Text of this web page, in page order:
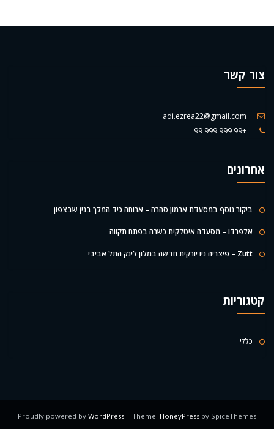
צור קשר
adi.ezrea22@gmail.com
+99 999 999 99
אחרונים
ביקור נוסף במסעדת ארמון סהרה – ארוחה כיד המלך בנין שבצפון
אלפרדו – מסעדה איטלקית כשרה בפתח תקווה
Zutt – פיצריה ניו יורקית חדשה במלון לינק התל אביבי
קטגוריות
כללי
Proudly powered by WordPress | Theme: HoneyPress by SpiceThemes